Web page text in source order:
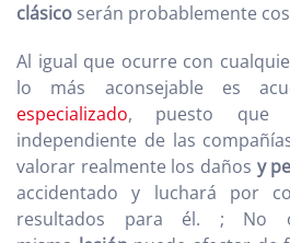
clásico serán probablemente
Al igual que ocurre con
lo más aconsejable es
especializado, puesto que
independiente de las
valorar realmente los daños y
accidentado y luchará por
resultados para él. ; No